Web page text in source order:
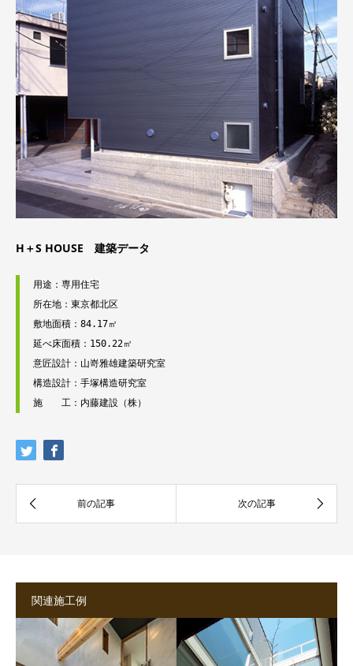
H＋S HOUSE 建築データ
用途：専用住宅
所在地：東京都北区
敷地面積：84.17㎡
延べ床面積：150.22㎡
意匠設計：山嵜雅雄建築研究室
構造設計：手塚構造研究室
施　　工：内藤建設（株）
関連施工例